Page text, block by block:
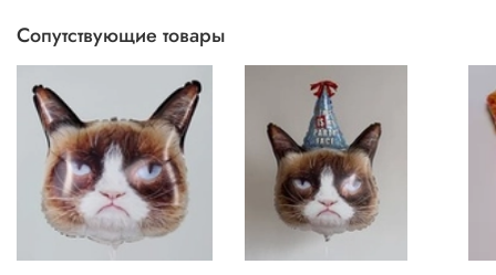
Сопутствующие товары